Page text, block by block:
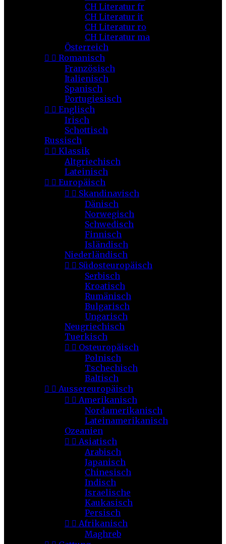
CH Literatur fr
CH Literatur it
CH Literatur ro
CH Literatur ma
Österreich
  Romanisch
Französisch
Italienisch
Spanisch
Portugiesisch
  Englisch
Irisch
Schottisch
Russisch
  Klassik
Altgriechisch
Lateinisch
  Europäisch
  Skandinavisch
Dänisch
Norwegisch
Schwedisch
Finnisch
Isländisch
Niederländisch
  Südosteuropäisch
Serbisch
Kroatisch
Rumänisch
Bulgarisch
Ungarisch
Neugriechisch
Tuerkisch
  Osteuropäisch
Polnisch
Tschechisch
Baltisch
  Aussereuropäisch
  Amerikanisch
Nordamerikanisch
Lateinamerikanisch
Ozeanien
  Asiatisch
Arabisch
Japanisch
Chinesisch
Indisch
Israelische
Kaukasisch
Persisch
  Afrikanisch
Maghreb